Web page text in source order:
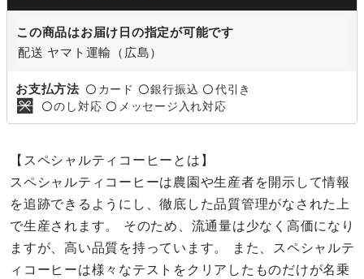
この商品はお届け日の指定が可能です
配送 ヤマト運輸（広島）
お支払方法 〇 カード 〇銀行振込 〇代引き
〇のし対応 〇 メッセージ入れ対応
【スペシャルティコーヒーとは】
スペシャルティコーヒーは農園や生産者を開示して情報
を追跡できるようにし、徹底した品質管理がなされた上
で生産されます。 そのため、流通量は少なく高価になり
ますが、高い品質を持っています。 また、スペシャルテ
ィコーヒーは様々なテストをクリアしたものだけが名乗